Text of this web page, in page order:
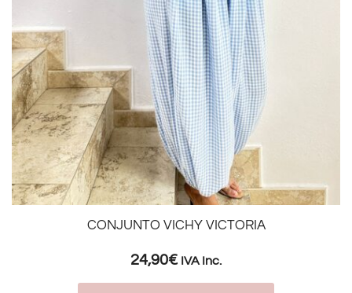
CONJUNTO VICHY VICTORIA
24,90€ IVA Inc.